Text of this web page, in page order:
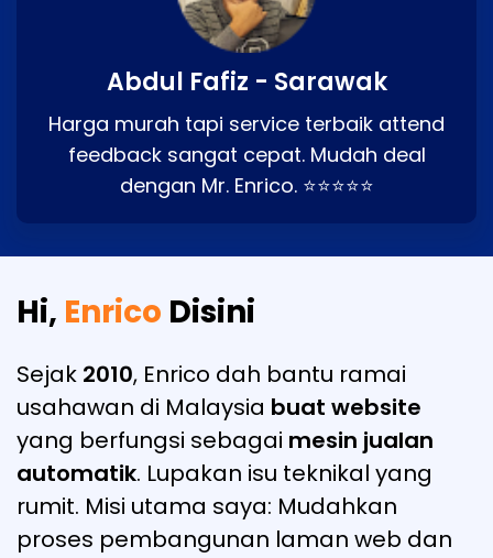
Abdul Fafiz - Sarawak
Harga murah tapi service terbaik attend
feedback sangat cepat. Mudah deal
dengan Mr. Enrico. ⭐⭐⭐⭐⭐
Hi, Enrico Disini
Sejak 2010, Enrico dah bantu ramai
usahawan di Malaysia buat website
yang berfungsi sebagai mesin jualan
automatik. Lupakan isu teknikal yang
rumit. Misi utama saya: Mudahkan
proses pembangunan laman web dan